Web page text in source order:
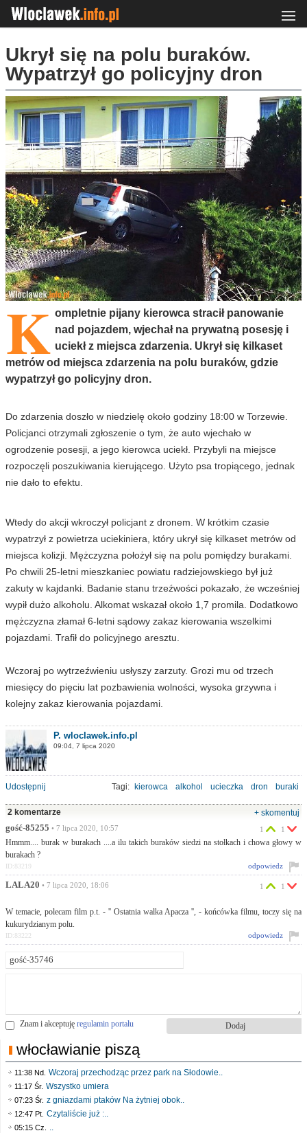
Ukrył się na polu buraków.
Wypatrzył go policyjny dron
K ompletnie pijany kierowca stracił panowanie
nad pojazdem, wjechał na prywatną posesję i
uciekł z miejsca zdarzenia. Ukrył się kilkaset
metrów od miejsca zdarzenia na polu buraków, gdzie
wypatrzył go policyjny dron.
Do zdarzenia doszło w niedzielę około godziny 18:00 w Torzewie.
Policjanci otrzymali zgłoszenie o tym, że auto wjechało w
ogrodzenie posesji, a jego kierowca uciekł. Przybyli na miejsce
rozpoczęli poszukiwania kierującego. Użyto psa tropiącego, jednak
nie dało to efektu.
Wtedy do akcji wkroczył policjant z dronem. W krótkim czasie
wypatrzył z powietrza uciekiniera, który ukrył się kilkaset metrów od
miejsca kolizji. Mężczyzna położył się na polu pomiędzy burakami.
Po chwili 25-letni mieszkaniec powiatu radziejowskiego był już
zakuty w kajdanki. Badanie stanu trzeźwości pokazało, że wcześniej
wypił dużo alkoholu. Alkomat wskazał około 1,7 promila. Dodatkowo
mężczyzna złamał 6-letni sądowy zakaz kierowania wszelkimi
pojazdami. Trafił do policyjnego aresztu.
Wczoraj po wytrzeźwieniu usłyszy zarzuty. Grozi mu od trzech
miesięcy do pięciu lat pozbawienia wolności, wysoka grzywna i
kolejny zakaz kierowania pojazdami.
P. wloclawek.info.pl
09:04, 7 lipca 2020
Udostępnij Tagi: kierowca alkohol ucieczka dron buraki
2 komentarze
+ skomentuj
gość-85255 • 7 lipca 2020, 10:57
Hmmm.... burak w burakach ....a ilu takich buraków siedzi na stołkach i chowa głowy w
burakach ?
1 1
odpowiedz
ID:83219
LALA20 • 7 lipca 2020, 18:06
W temacie, polecam film p.t. - '' Ostatnia walka Apacza '', - końcówka filmu, toczy się na
kukurydzianym polu.
1 1
odpowiedz
ID:83222
Znam i akceptuję regulamin portalu
włocławianie piszą
11:38 Nd. Wczoraj przechodząc przez park na Słodowie..
11:17 Śr. Wszystko umiera
07:23 Śr. z gniazdami ptaków Na żytniej obok..
12:47 Pt. Czytaliście już :..
05:15 Cz. ..